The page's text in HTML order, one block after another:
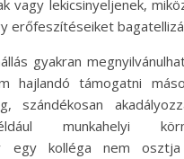
vagy lekicsinyeljenek,
erőfeszítéseiket
gyakran
hajlandó támogatni
szándékosan
munkahelyi
egy kolléga nem